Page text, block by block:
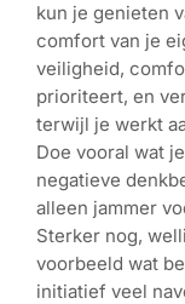
kun je genieten
comfort van je
veiligheid,
prioriteert, en
terwijl je werkt
Doe vooral wat
negatieve
alleen jammer
Sterker nog,
voorbeeld wat
initiatief veel